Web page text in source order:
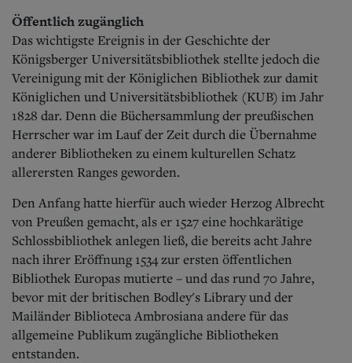
Öffentlich zugänglich
Das wichtigste Ereignis in der Geschichte der
Königsberger Universitätsbibliothek stellte jedoch die
Vereinigung mit der Königlichen Bibliothek zur damit
Königlichen und Universitätsbibliothek (KUB) im Jahr
1828 dar. Denn die Büchersammlung der preußischen
Herrscher war im Lauf der Zeit durch die Übernahme
anderer Bibliotheken zu einem kulturellen Schatz
allerersten Ranges geworden.
Den Anfang hatte hierfür auch wieder Herzog Albrecht
von Preußen gemacht, als er 1527 eine hochkarätige
Schlossbibliothek anlegen ließ, die bereits acht Jahre
nach ihrer Eröffnung 1534 zur ersten öffentlichen
Bibliothek Europas mutierte – und das rund 70 Jahre,
bevor mit der britischen Bodley's Library und der
Mailänder Biblioteca Ambrosiana andere für das
allgemeine Publikum zugängliche Bibliotheken
entstanden.